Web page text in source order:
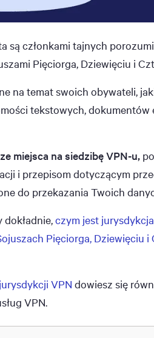
są członkami tajnych
Pięciorga, Dziewięciu i
na temat swoich obywateli,
tekstowych,
miejsca na siedzibę VPN-u,
i przepisom dotyczącym
do przekazania Twoich
czym jest
Pięciorga, Dziewięciu
VPN dowiesz się
VPN.